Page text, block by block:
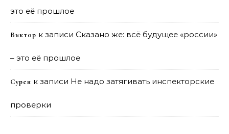
это её прошлое
Виктор к записи Сказано же: всё будущее «россии»
– это её прошлое
Сурен к записи Не надо затягивать инспекторские
проверки